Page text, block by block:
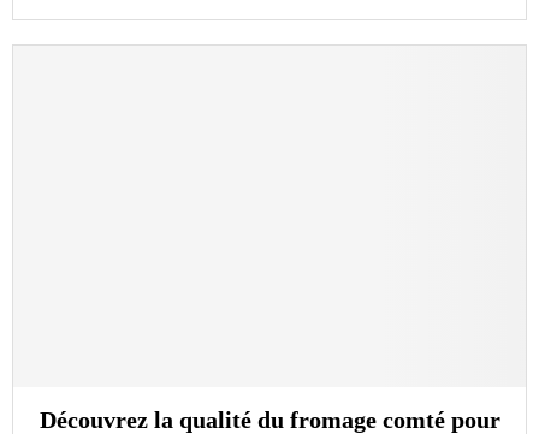
Découvrez la qualité du fromage comté pour